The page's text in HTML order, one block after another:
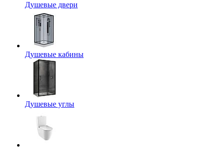
Душевые двери
Душевые кабины
Душевые углы